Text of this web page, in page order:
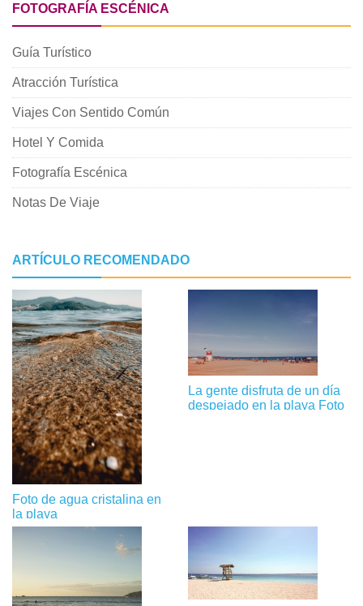
FOTOGRAFÍA ESCÉNICA
Guía Turístico
Atracción Turística
Viajes Con Sentido Común
Hotel Y Comida
Fotografía Escénica
Notas De Viaje
ARTÍCULO RECOMENDADO
Foto de agua cristalina en
la playa
La gente disfruta de un día
despejado en la playa Foto